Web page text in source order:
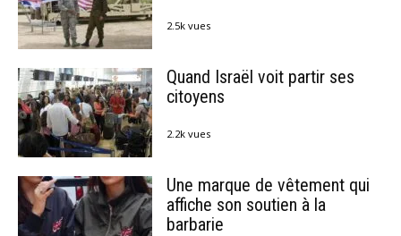
2.5k vues
Quand Israël voit partir ses
citoyens
2.2k vues
Une marque de vêtement qui
affiche son soutien à la
barbarie